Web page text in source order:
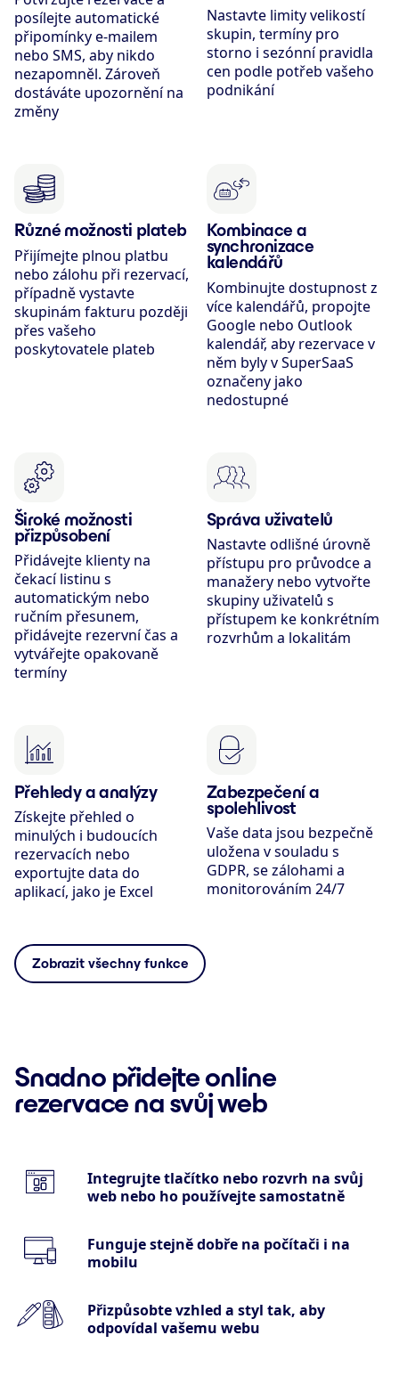
posílejte automatické
připomínky e-mailem
nebo SMS, aby nikdo
nezapomněl. Zároveň
dostáváte upozornění na
změny
Nastavte limity velikostí
skupin, termíny pro
storno i sezónní pravidla
cen podle potřeb vašeho
podnikání
Různé možnosti plateb
Přijímejte plnou platbu
nebo zálohu při rezervací,
případně vystavte
skupinám fakturu později
přes vašeho
poskytovatele plateb
Kombinace a
synchronizace
kalendářů
Kombinujte dostupnost z
více kalendářů, propojte
Google nebo Outlook
kalendář, aby rezervace v
něm byly v SuperSaaS
označeny jako
nedostupné
Široké možnosti
přizpůsobení
Přidávejte klienty na
čekací listinu s
automatickým nebo
ručním přesunem,
přidávejte rezervní čas a
vytvářejte opakovaně
termíny
Správa uživatelů
Nastavte odlišné úrovně
přístupu pro průvodce a
manažery nebo vytvořte
skupiny uživatelů s
přístupem ke konkrétním
rozvrhům a lokalitám
Přehledy a analýzy
Získejte přehled o
minulých i budoucích
rezervacích nebo
exportujte data do
aplikací, jako je Excel
Zabezpečení a
spolehlivost
Vaše data jsou bezpečně
uložena v souladu s
GDPR, se zálohami a
monitorováním 24/7
Zobrazit všechny funkce
Snadno přidejte online
rezervace na svůj web
Integrujte tlačítko nebo rozvrh na svůj
web nebo ho používejte samostatně
Funguje stejně dobře na počítači i na
mobilu
Přizpůsobte vzhled a styl tak, aby
odpovídal vašemu webu